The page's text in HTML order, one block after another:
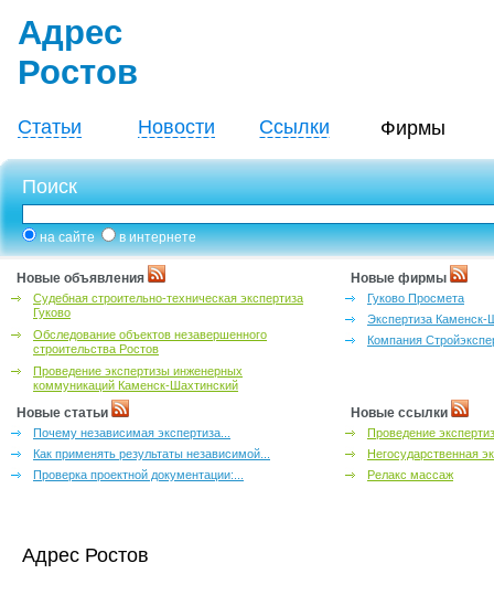
Адрес
Ростов
Статьи Новости Ссылки Фирмы
Поиск
на сайте в интернете
Новые объявления
Судебная строительно-техническая экспертиза
Гуково
Обследование объектов незавершенного
строительства Ростов
Проведение экспертизы инженерных
коммуникаций Каменск-Шахтинский
Новые фирмы
Гуково Просмета
Экспертиза Каменск-
Компания
Новые статьи
Почему независимая экспертиза...
Как применять результаты независимой...
Проверка проектной документации:...
Новые ссылки
Проведение
Негосударственная
Релакс массаж
Адрес Ростов